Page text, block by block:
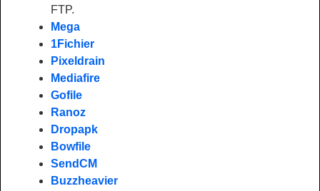
FTP.
Mega
1Fichier
Pixeldrain
Mediafire
Gofile
Ranoz
Dropapk
Bowfile
SendCM
Buzzheavier